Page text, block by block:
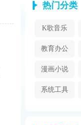
热门分类
K歌音乐
教育办公
漫画小说
系统工具